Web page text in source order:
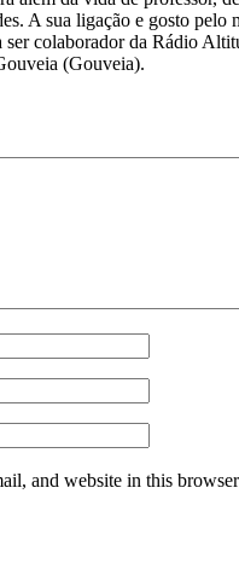
A sua ligação e gosto pelo
ser colaborador da Rádio
(Gouveia).
and website in this